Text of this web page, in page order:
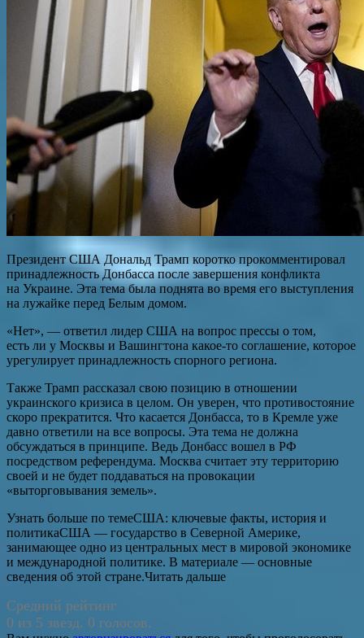
Президент США Дональд Трамп коротко прокомментировал
принадлежность Донбасса после завершения конфликта
на Украине. Эта тема была поднята во время его выступления
на лужайке перед Белым домом.
«Нет», — ответил лидер США на вопрос прессы о том,
есть ли у Москвы и Вашингтона какое-то соглашение, которое
урегулирует принадлежность спорного региона.
Также Трамп рассказал свою позицию в отношении
украинского кризиса в целом. Он уверен, что противостояние
скоро прекратится. Что касается Донбасса, то в Кремле уже
давно ответили на все вопросы. Эта тема не должна
обсуждаться в принципе. Ведь Донбасс вошел в РФ
посредством референдума. Москва считает эту территорию
своей и не будет поддаваться на провокации
«выторговывания земель».
Узнать больше по темеСША: ключевые факты, история и
политикаСША — государство в Северной Америке,
занимающее одно из центральных мест в мировой экономике
и международной политике. В материале — основные
сведения об этой стране.Читать дальше
Средний рейтинг
0 из 5 звезд. 0 голосов.